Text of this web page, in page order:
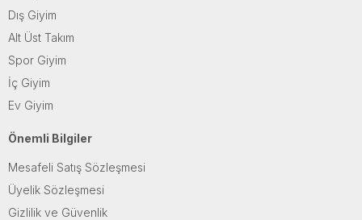
Dış Giyim
Alt Üst Takım
Spor Giyim
İç Giyim
Ev Giyim
Önemli Bilgiler
Mesafeli Satış Sözleşmesi
Üyelik Sözleşmesi
Gizlilik ve Güvenlik